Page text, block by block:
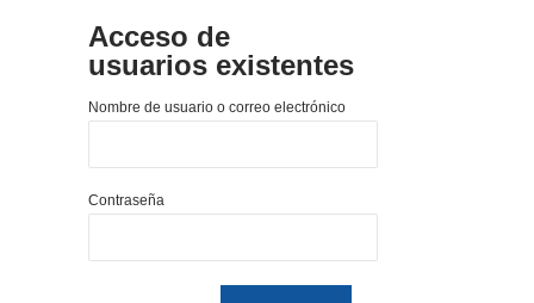
Acceso de
usuarios existentes
Nombre de usuario o correo electrónico
Contraseña